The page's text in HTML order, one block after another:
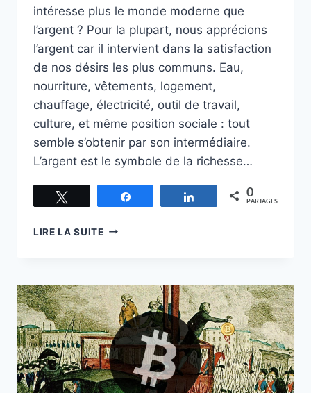
intéresse plus le monde moderne que
l’argent ? Pour la plupart, nous apprécions
l’argent car il intervient dans la satisfaction
de nos désirs les plus communs. Eau,
nourriture, vêtements, logement,
chauffage, électricité, outil de travail,
culture, et même position sociale : tout
semble s’obtenir par son intermédiaire.
L’argent est le symbole de la richesse…
Partagez 0
PARTAGES
LIRE LA SUITELES